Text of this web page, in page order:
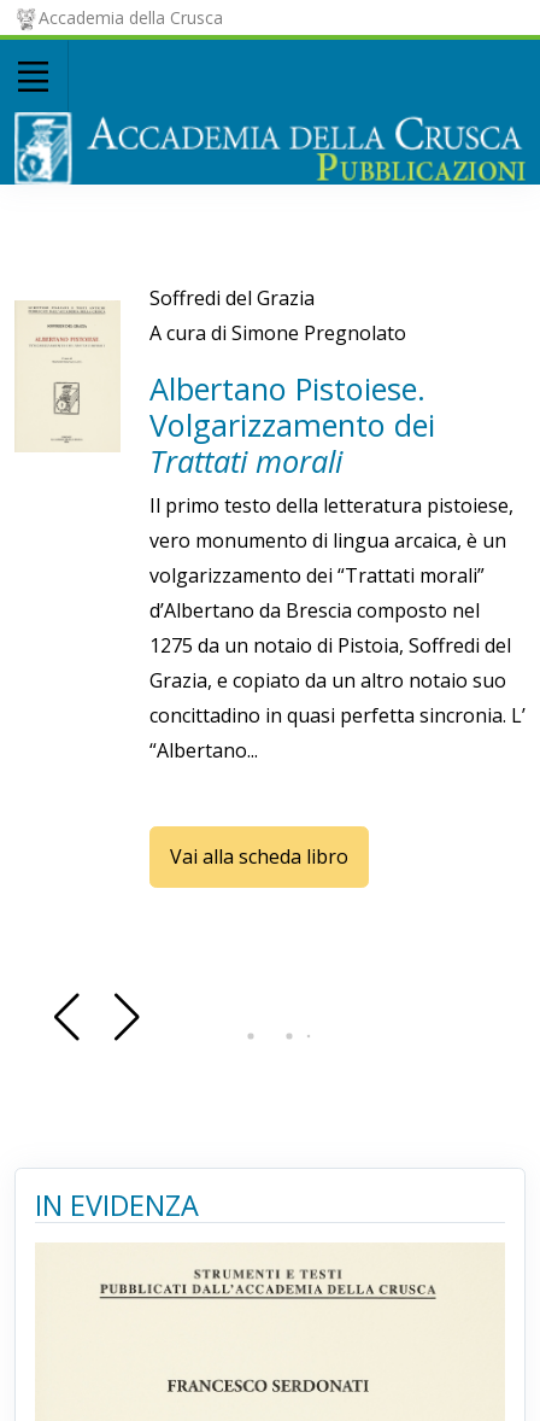
Accademia della Crusca
Soffredi del Grazia
A cura di Simone Pregnolato
Albertano Pistoiese.
Volgarizzamento dei
Trattati morali
Il primo testo della letteratura pistoiese,
vero monumento di lingua arcaica, è un
volgarizzamento dei “Trattati morali”
d’Albertano da Brescia composto nel
1275 da un notaio di Pistoia, Soffredi del
Grazia, e copiato da un altro notaio suo
concittadino in quasi perfetta sincronia. L’
“Albertano...
Vai alla scheda libro
IN EVIDENZA